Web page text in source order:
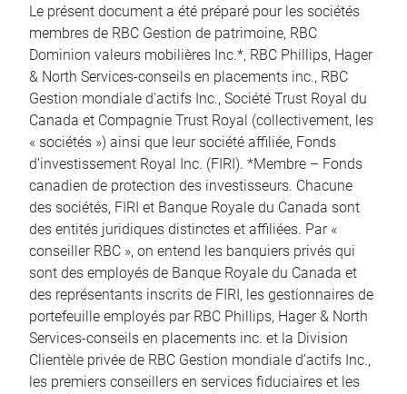
Le présent document a été préparé pour les sociétés
membres de RBC Gestion de patrimoine, RBC
Dominion valeurs mobilières Inc.*, RBC Phillips, Hager
& North Services-conseils en placements inc., RBC
Gestion mondiale d’actifs Inc., Société Trust Royal du
Canada et Compagnie Trust Royal (collectivement, les
« sociétés ») ainsi que leur société affiliée, Fonds
d’investissement Royal Inc. (FIRI). *Membre – Fonds
canadien de protection des investisseurs. Chacune
des sociétés, FIRI et Banque Royale du Canada sont
des entités juridiques distinctes et affiliées. Par «
conseiller RBC », on entend les banquiers privés qui
sont des employés de Banque Royale du Canada et
des représentants inscrits de FIRI, les gestionnaires de
portefeuille employés par RBC Phillips, Hager & North
Services-conseils en placements inc. et la Division
Clientèle privée de RBC Gestion mondiale d’actifs Inc.,
les premiers conseillers en services fiduciaires et les